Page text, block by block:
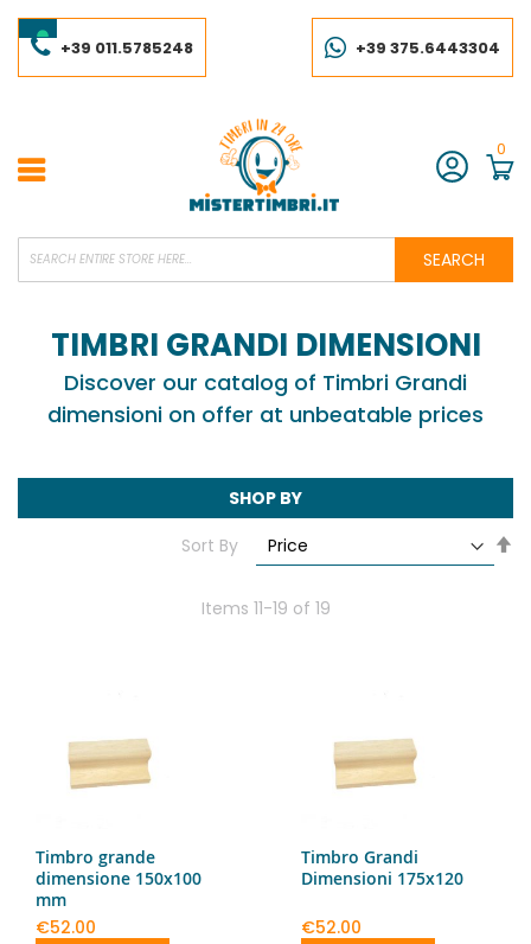
to
Content+39 011.5785248 +39 375.6443304
Account
0
SEARCH
TIMBRI GRANDI DIMENSIONI
Discover our catalog of Timbri Grandi
dimensioni on offer at unbeatable prices
Items 11-19 of 19
Sort By
Timbro grande
dimensione 150x100
mm
€52.00
Timbro Grandi
Dimensioni 175x120
€52.00
SHOP BY